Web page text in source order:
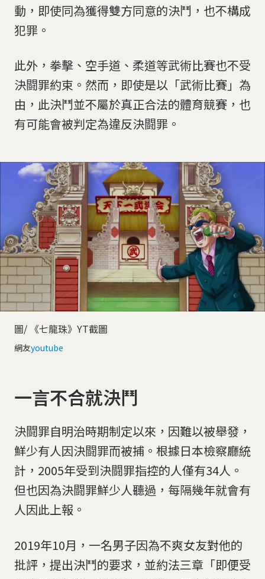
動，即使同為獲得雙方同意的決鬥，也不構成
犯罪。
此外，拳擊、空手道、柔道等武術比賽也不受
決闘罪約束。然而，即使是以「武術比賽」為
由，此決鬥並不屬於真正合法的體育競賽，也
有可能會被判定為違反決闘罪。
圖/ 《七龍珠》YT截圖
網友youtube
一言不合就決鬥
決闘罪自明治時期制定以來，因難以被舉發，
鮮少有人因決闘罪而被捕。根據日本檢察廳統
計，2005年受到決闘罪指控的人僅有34人。
但也因為決闘罪鮮少人聽過，每隔幾年就會有
人因此上報。
2019年10月，一名男子因為不爽女友對他的
批評，提出決鬥的要求，並約法三章「即便受